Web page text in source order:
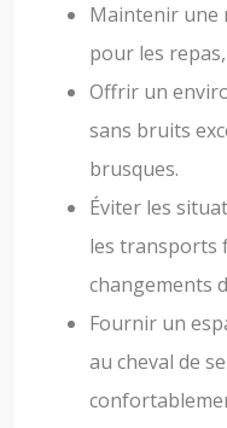
Maintenir une
pour les repas,
Offrir un
sans bruits
brusques.
Éviter les
les transports
changements
Fournir un
au cheval de